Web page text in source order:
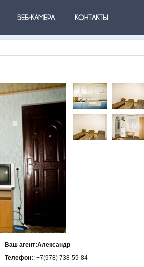
ВЕБ-КАМЕРА КОНТАКТЫ
Ваш агент:Александр
Телефон:: +7(978) 738-59-84